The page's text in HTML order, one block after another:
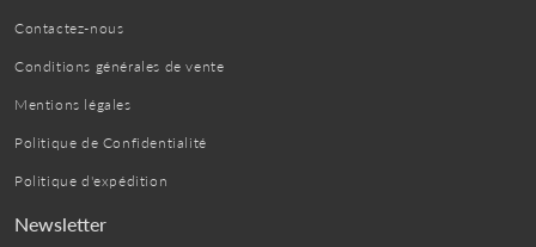
Contactez-nous
Conditions générales de vente
Mentions légales
Politique de Confidentialité
Politique d'expédition
Newsletter